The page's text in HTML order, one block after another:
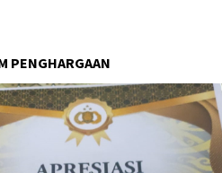
PENGHARGAAN